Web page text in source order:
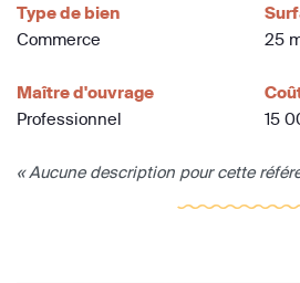
Type de bien
Commerce
25
Maître d'ouvrage
Professionnel
15
« Aucune description pour cette